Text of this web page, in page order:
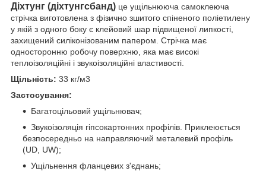
Діхтунг (діхтунгсбанд) це ущільнююча самоклеюча
стрічка виготовлена з фізично зшитого спіненого поліетилену
у якій з одного боку є клейовий шар підвищеної липкості,
захищений силіконізованим папером. Стрічка має
односторонню робочу поверхню, яка має високі
теплоізоляційні і звукоізоляційні властивості.
Щільність: 33 кг/м3
Застосування:
Багатоцільовий ущільнювач;
Звукоізоляція гіпсокартонних профілів. Приклеюється
безпосередньо на направляючий металевий профіль
(UD, UW);
Ущільнення фланцевих з'єднань;